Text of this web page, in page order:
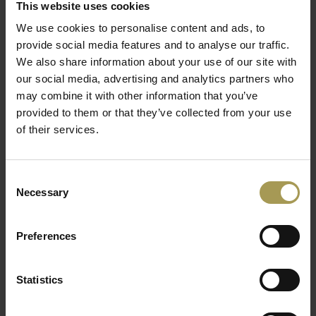
This website uses cookies
We use cookies to personalise content and ads, to
provide social media features and to analyse our traffic.
We also share information about your use of our site with
our social media, advertising and analytics partners who
may combine it with other information that you’ve
provided to them or that they’ve collected from your use
of their services.
Selection
Necessary
Preferences
Statistics
persoonlijke spullen zichtbaar blijven rondslingeren. Met de
juiste kastoplossing creëert u structuur zonder in te boeten
op design of gebruiksgemak.
Waarom kiezen voor archiefkasten en
opbergkasten met snelle levering?
✦ Ruime keuze uit archiefkasten, lockers, roldeurkasten en
ladeblokken
✦ Veel modellen snel leverbaar binnen 10–15 werkdagen
✦ Praktisch voor kantoor, onthaal, magazijn, praktijkruimte
✦ Stevige materialen zoals metaal, melamine, glas en